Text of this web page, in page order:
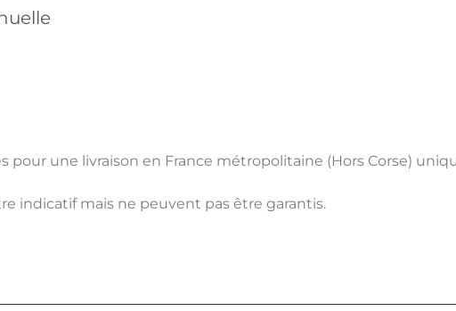
pour une livraison en France métropolitaine (Hors Corse)
indicatif mais ne peuvent pas être garantis.